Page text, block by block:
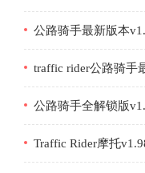
公路骑手最新版本
traffic rider公路骑手
公路骑手全解锁版
Traffic Rider摩托